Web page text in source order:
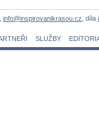
info@inspirovanikrasou.cz ,
SLUŽBY